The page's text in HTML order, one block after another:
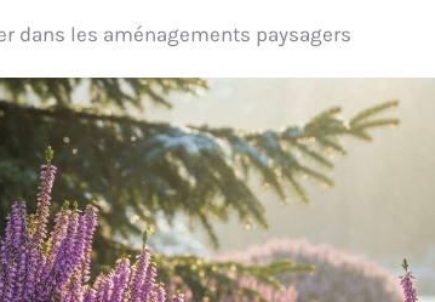
dans les aménagements paysagers